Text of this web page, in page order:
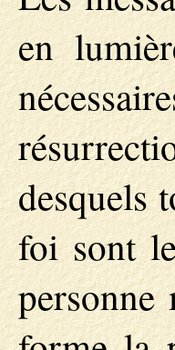
en
desquels
foi sont
personne